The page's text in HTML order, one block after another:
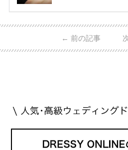
ーウィンストンやカル
日本で人気のブランド
・愛用している芸能人
← 前の記事